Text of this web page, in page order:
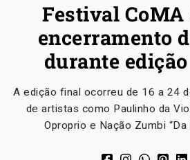
Festival
encerramento
durante
A edição final ocorreu de 16 a 24
de artistas como Paulinho da
Oproprio e Nação Zumbi “Da